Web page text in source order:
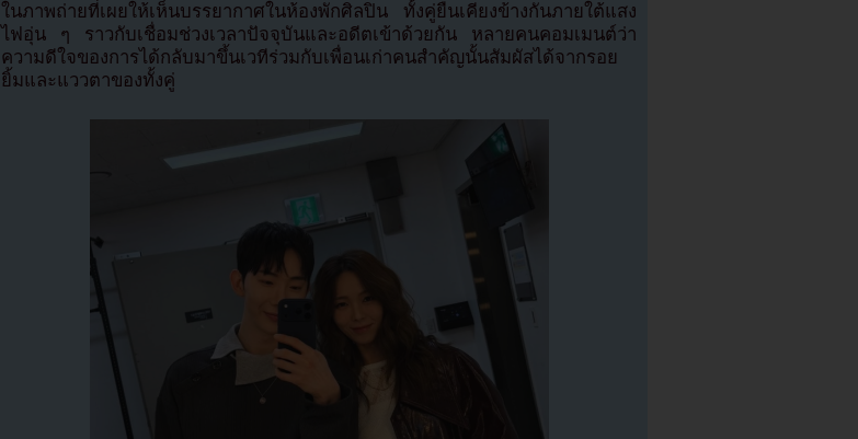
ในภาพถ่ายที่เผยให้เห็นบรรยากาศในห้องพักศิลปิน ทั้งคู่ยืนเคียงข้างกันภายใต้แสง
ไฟอุ่น ๆ ราวกับเชื่อมช่วงเวลาปัจจุบันและอดีตเข้าด้วยกัน หลายคนคอมเมนต์ว่า
ความดีใจของการได้กลับมาขึ้นเวทีร่วมกับเพื่อนเก่าคนสำคัญนั้นสัมผัสได้จากรอย
ยิ้มและแววตาของทั้งคู่